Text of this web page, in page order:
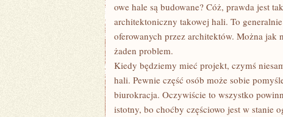
owe hale są budowane? Cóż, prawda jest
architektoniczny takowej hali. To
oferowanych przez architektów. Można
żaden problem.
Kiedy będziemy mieć projekt, czymś
hali. Pewnie część osób może sobie
biurokracja. Oczywiście to wszystko
istotny, bo choćby częściowo jest w stanie